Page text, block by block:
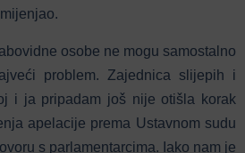
osobe ne mogu samostalno
problem. Zajednica slijepih i
i ja pripadam još nije otišla korak
apelacije prema Ustavnom sudu
s parlamentarcima. Iako nam je